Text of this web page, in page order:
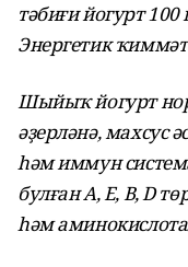
тәбиғи йогурт
Энергетик
Шыйыҡ йогурт
әҙерләнә, махсус
һәм иммун
булған А, Е, В, D
һәм